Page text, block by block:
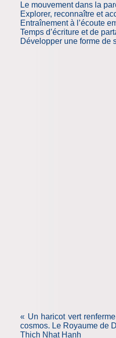
Le mouvement dans la
Explorer, reconnaître et
Entraînement à l’écoute
Temps d’écriture et de
Développer une forme de
« Un haricot vert
cosmos. Le Royaume de
Thich Nhat Hanh